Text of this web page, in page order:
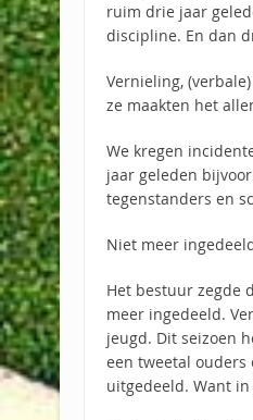
ruim drie jaar
discipline. En dan
Vernieling,
ze maakten het
We kregen
jaar geleden
tegenstanders en
Niet meer
Het bestuur zegde
meer ingedeeld.
jeugd. Dit seizoen
een tweetal
uitgedeeld. Want